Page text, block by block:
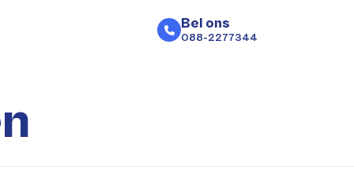
Bel ons
088-2277344